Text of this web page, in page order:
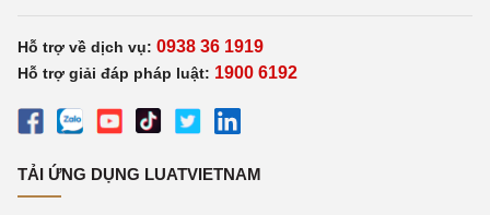
Hỗ trợ về dịch vụ: 0938 36 1919
Hỗ trợ giải đáp pháp luật: 1900 6192
TẢI ỨNG DỤNG LUATVIETNAM